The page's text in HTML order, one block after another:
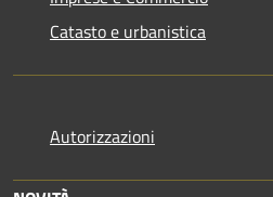
Catasto e urbanistica
Autorizzazioni